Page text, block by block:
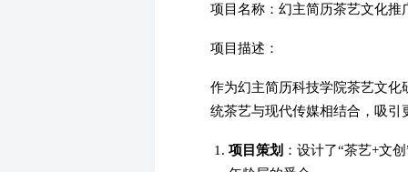
项目名称：幻主简历茶艺文化推
项目描述：
作为幻主简历科技学院茶艺文化
统茶艺与现代传媒相结合，吸
项目策划 ：设计了“茶艺+文